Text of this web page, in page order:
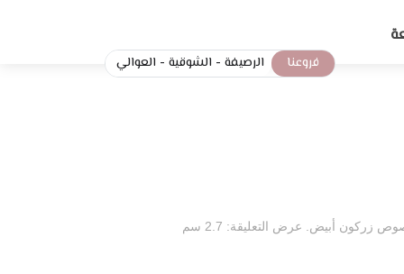
فروعنا الرصيفة - الشوقية - العوالي
زركون أبيض. عرض التعليقة: 2.7 سم